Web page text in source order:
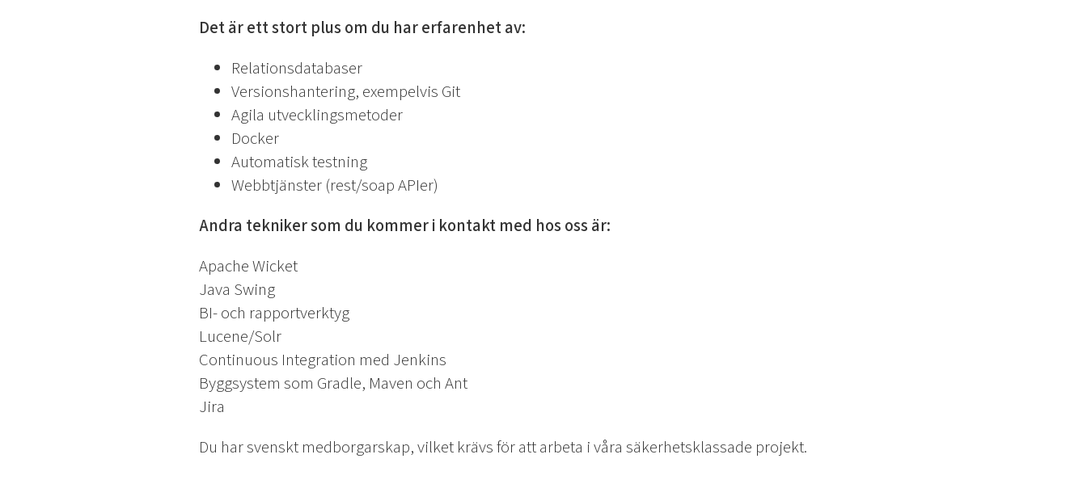
Det är ett stort plus om du har erfarenhet av:
Relationsdatabaser
Versionshantering, exempelvis Git
Agila utvecklingsmetoder
Docker
Automatisk testning
Webbtjänster (rest/soap APIer)
Andra tekniker som du kommer i kontakt med hos oss är:
Apache Wicket
Java Swing
BI- och rapportverktyg
Lucene/Solr
Continuous Integration med Jenkins
Byggsystem som Gradle, Maven och Ant
Jira
Du har svenskt medborgarskap, vilket krävs för att arbeta i våra säkerhetsklassade projekt.